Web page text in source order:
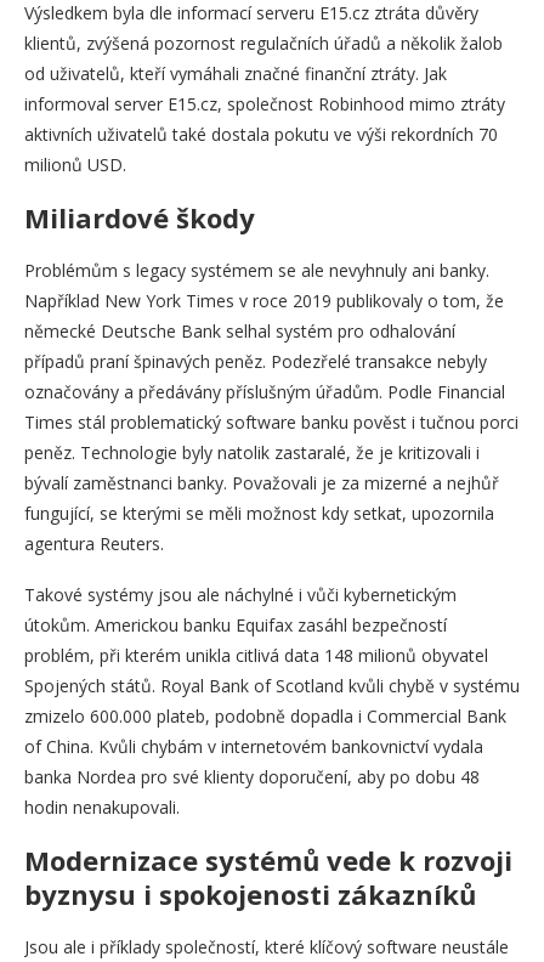
Výsledkem byla dle informací serveru E15.cz ztráta důvěry
klientů, zvýšená pozornost regulačních úřadů a několik žalob
od uživatelů, kteří vymáhali značné finanční ztráty. Jak
informoval server E15.cz, společnost Robinhood mimo ztráty
aktivních uživatelů také dostala pokutu ve výši rekordních 70
milionů USD.
Miliardové škody
Problémům s legacy systémem se ale nevyhnuly ani banky.
Například New York Times v roce 2019 publikovaly o tom, že
německé Deutsche Bank selhal systém pro odhalování
případů praní špinavých peněz. Podezřelé transakce nebyly
označovány a předávány příslušným úřadům. Podle Financial
Times stál problematický software banku pověst i tučnou porci
peněz. Technologie byly natolik zastaralé, že je kritizovali i
bývalí zaměstnanci banky. Považovali je za mizerné a nejhůř
fungující, se kterými se měli možnost kdy setkat, upozornila
agentura Reuters.
Takové systémy jsou ale náchylné i vůči kybernetickým
útokům. Americkou banku Equifax zasáhl bezpečností
problém, při kterém unikla citlivá data 148 milionů obyvatel
Spojených států. Royal Bank of Scotland kvůli chybě v systému
zmizelo 600.000 plateb, podobně dopadla i Commercial Bank
of China. Kvůli chybám v internetovém bankovnictví vydala
banka Nordea pro své klienty doporučení, aby po dobu 48
hodin nenakupovali.
Modernizace systémů vede k rozvoji
byznysu i spokojenosti zákazníků
Jsou ale i příklady společností, které klíčový software neustále